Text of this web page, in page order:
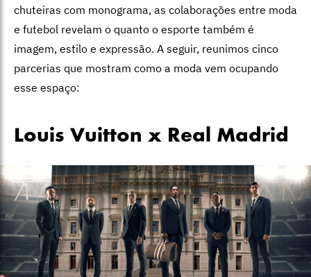
chuteiras com monograma, as colaborações entre moda
e futebol revelam o quanto o esporte também é
imagem, estilo e expressão. A seguir, reunimos cinco
parcerias que mostram como a moda vem ocupando
esse espaço:
Louis Vuitton x Real Madrid